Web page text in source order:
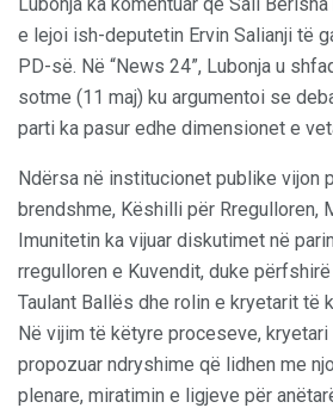
e lejoi ish-deputetin Ervin Salianji të
PD-së. Në “News 24”, Lubonja u
sotme (11 maj) ku argumentoi se
parti ka pasur edhe dimensionet e
Ndërsa në institucionet publike vijon
brendshme, Këshilli për Rregulloren,
Imunitetin ka vijuar diskutimet në
rregulloren e Kuvendit, duke
Taulant Ballës dhe rolin e kryetarit të
Në vijim të këtyre proceseve, kryetari
propozuar ndryshime që lidhen me
plenare, miratimin e ligjeve për